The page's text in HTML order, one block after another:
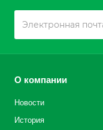
О компании
Новости
История